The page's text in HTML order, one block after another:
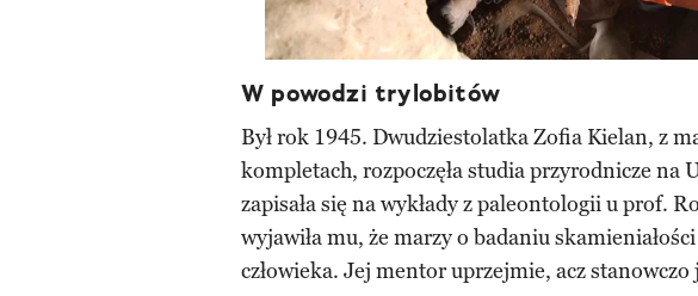
W powodzi trylobitów
Był rok 1945. Dwudziestolatka Zofia Kielan, z
kompletach, rozpoczęła studia przyrodnicze na
zapisała się na wykłady z paleontologii u prof.
wyjawiła mu, że marzy o badaniu
człowieka. Jej mentor uprzejmie, acz stanowczo